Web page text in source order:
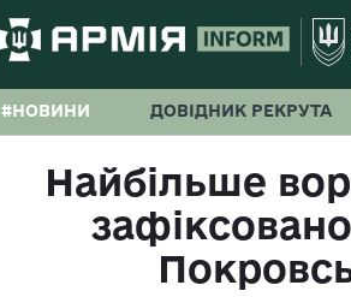
#НОВИНИ ДОВІДНИК РЕКРУТА
Найбільше